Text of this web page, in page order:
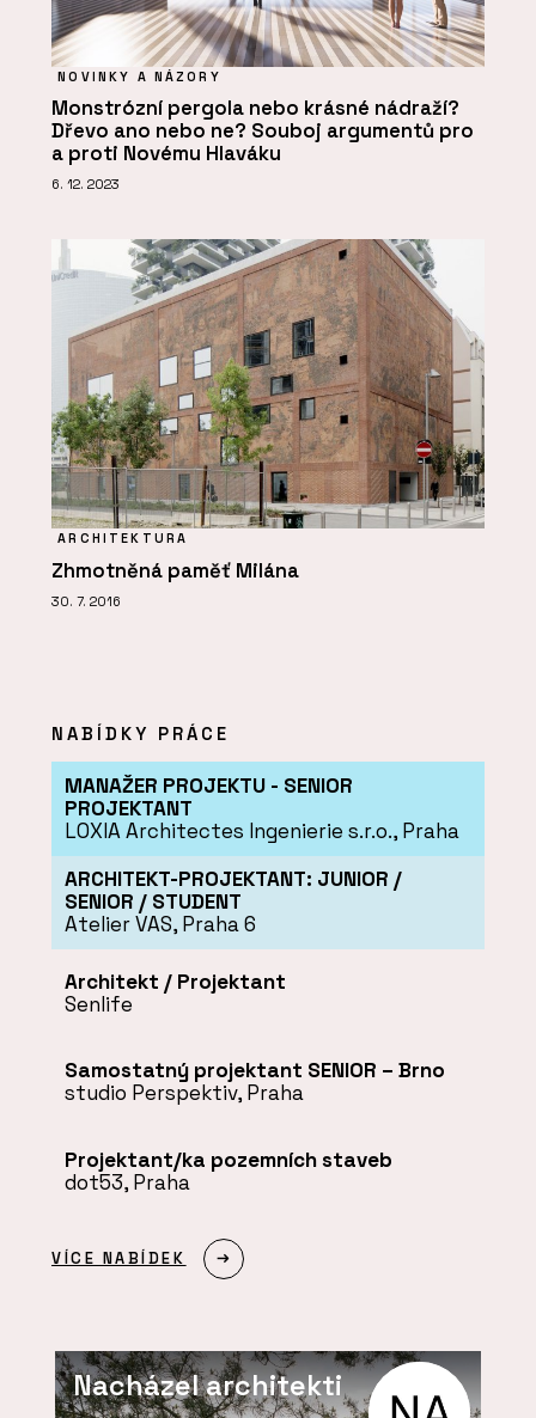
NOVINKY A NÁZORY
Monstrózní pergola nebo krásné nádraží?
Dřevo ano nebo ne? Souboj argumentů pro
a proti Novému Hlaváku
6. 12. 2023
ARCHITEKTURA
Zhmotněná paměť Milána
30. 7. 2016
NABÍDKY PRÁCE
MANAŽER PROJEKTU - SENIOR
PROJEKTANT
LOXIA Architectes Ingenierie s.r.o., Praha
ARCHITEKT-PROJEKTANT: JUNIOR /
SENIOR / STUDENT
Atelier VAS, Praha 6
Architekt / Projektant
Senlife
Samostatný projektant SENIOR – Brno
studio Perspektiv, Praha
Projektant/ka pozemních staveb
dot53, Praha
VÍCE NABÍDEK
Nacházel architekti